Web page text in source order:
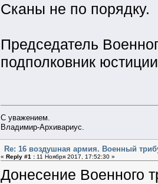
Сканы не по порядку.
Председатель
подполковник
С уважением.
Владимир-Архивариус.
Re: 16 воздушная армия. Военный
« Reply #1 :11 Ноября 2017, 17:52:30 »
Донесение Военного